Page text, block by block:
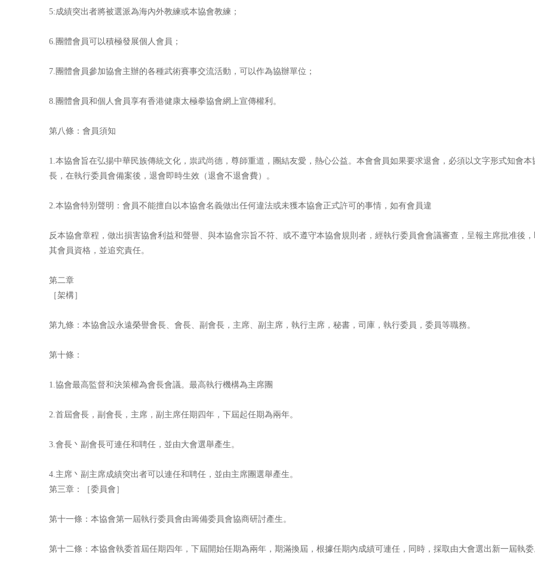
5:成績突出者將被選派為海內外教練或本協會教練；
6.團體會員可以積極發展個人會員；
7.團體會員參加協會主辦的各種武術賽事交流活動，可以作為協辦單位；
8.團體會員和個人會員享有香港健康太極拳協會網上宣傳權利。
第八條：會員須知
1.本協會旨在弘揚中華民族傳統文化，祟武尚德，尊師重道，團結友愛，熱心公益。本會會員如果要求退會，必須以文字形式知會本
長，在執行委員會備案後，退會即時生效（退會不退會費）。
2.本協會特別聲明：會員不能擅自以本協會名義做出任何違法或未獲本協會正式許可的事情，如有會員違
反本協會章程，做出損害協會利益和聲譽、與本協會宗旨不符、或不遵守本協會規則者，經執行委員會會議審查，呈報主席批准後
其會員資格，並追究責任。
第二章
［架構］
第九條：本協會設永遠榮譽會長、會長、副會長，主席、副主席，執行主席，秘書，司庫，執行委員，委員等職務。
第十條：
1.協會最高監督和決策權為會長會議。最高執行機構為主席團
2.首屆會長，副會長，主席，副主席任期四年，下屆起任期為兩年。
3.會長丶副會長可連任和聘任，並由大會選舉產生。
4.主席丶副主席成績突出者可以連任和聘任，並由主席團選舉產生。
第三章：［委員會］
第十一條：本協會第一屆執行委員會由籌備委員會協商研討產生。
第十二條：本協會執委首屆任期四年，下屆開始任期為兩年，期滿換屆，根據任期內成績可連任，同時，採取由大會選出新一屆執委